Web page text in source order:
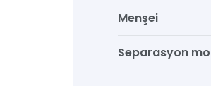
Menşei
Separasyon